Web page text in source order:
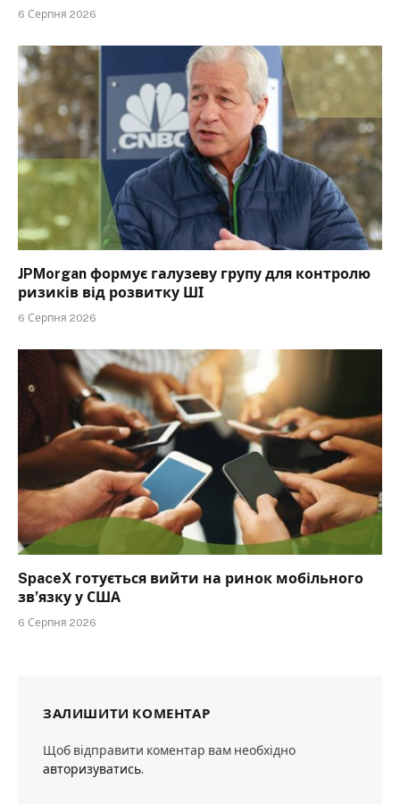
6 Серпня 2026
JPMorgan формує галузеву групу для контролю
ризиків від розвитку ШІ
6 Серпня 2026
SpaceX готується вийти на ринок мобільного
зв’язку у США
6 Серпня 2026
ЗАЛИШИТИ КОМЕНТАР
Щоб відправити коментар вам необхідно
авторизуватись.